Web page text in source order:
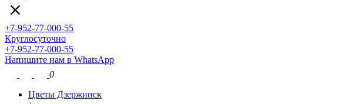
+7-952-77-000-55
Круглосуточно
+7-952-77-000-55
Напишите нам в WhatsApp
0
Цветы Дзержинск